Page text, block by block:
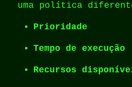
uma política
Prioridade
Tempo de execução
Recursos